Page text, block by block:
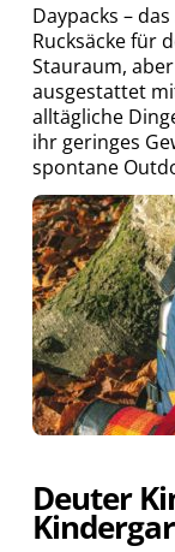
Daypacks –
Rucksäcke für
Stauraum,
ausgestattet
alltägliche
ihr geringes
spontane
Deuter